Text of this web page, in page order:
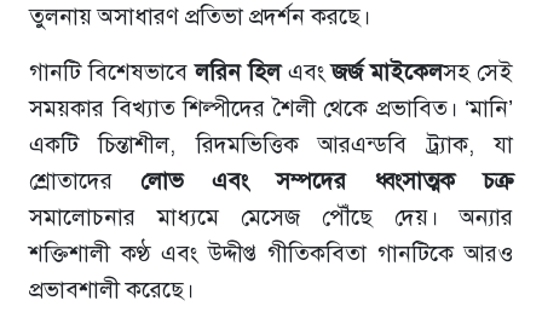
তুলনায় অসাধারণ প্রতিভা প্রদর্শন করছে।
গানটি বিশেষভাবেলরিন হিলএবংজর্জ মাইকেলসহ সেই
সময়কার বিখ্যাত শিল্পীদের শৈলী থেকে প্রভাবিত। ‘মানি’
একটি চিন্তাশীল, রিদমভিত্তিক আরএন্ডবি ট্র্যাক, যা
শ্রোতাদের লোভ এবং সম্পদের ধ্বংসাত্মক চক্র
সমালোচনার মাধ্যমে মেসেজ পৌঁছে দেয়। অন্যার
শক্তিশালী কণ্ঠ এবং উদ্দীপ্ত গীতিকবিতা গানটিকে আরও
প্রভাবশালী করেছে।